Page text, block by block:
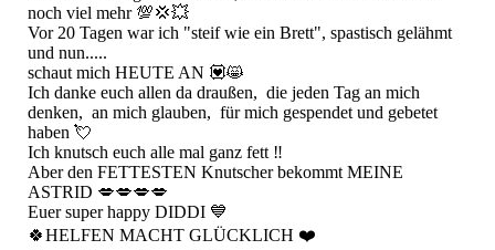
noch viel mehr 💯💢💥
Vor 20 Tagen war ich "steif wie ein Brett", spastisch gelähmt
und nun.....
schaut mich HEUTE AN 💟😸
Ich danke euch allen da draußen, die jeden Tag an mich
denken, an mich glauben, für mich gespendet und gebetet
haben 💘
Ich knutsch euch alle mal ganz fett ‼️
Aber den FETTESTEN Knutscher bekommt MEINE
ASTRID 💋💋💋💋
Euer super happy DIDDI 💙
🍀HELFEN MACHT GLÜCKLICH ❤️